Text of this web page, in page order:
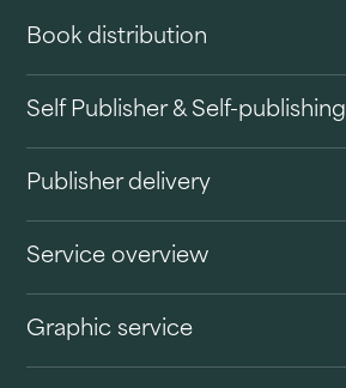
Book distribution
Self Publisher & Self-publishing
Publisher delivery
Service overview
Graphic service